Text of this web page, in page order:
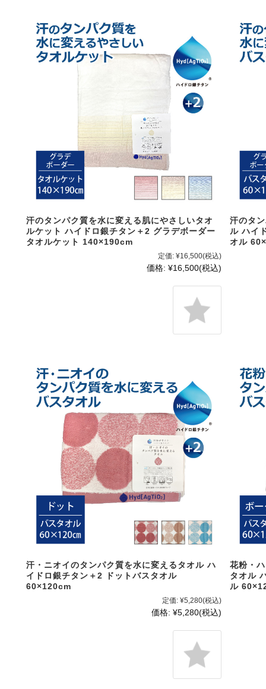
汗のタンパク質を水に変える肌にやさしいタオ
ルケット ハイドロ銀チタン＋2 グラデボーダー
タオルケット 140×190cm
定価: ¥16,500(税込)
価格: ¥16,500(税込)
汗のタ
ル ハイ
オル
汗・ニオイのタンパク質を水に変えるタオル ハ
イドロ銀チタン＋2 ドットバスタオル
60×120cm
定価: ¥5,280(税込)
価格: ¥5,280(税込)
花粉・
タオル
ル